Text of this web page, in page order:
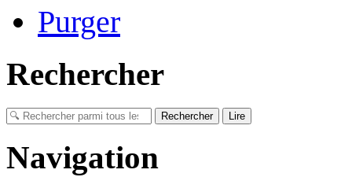
Purger
Rechercher
Navigation